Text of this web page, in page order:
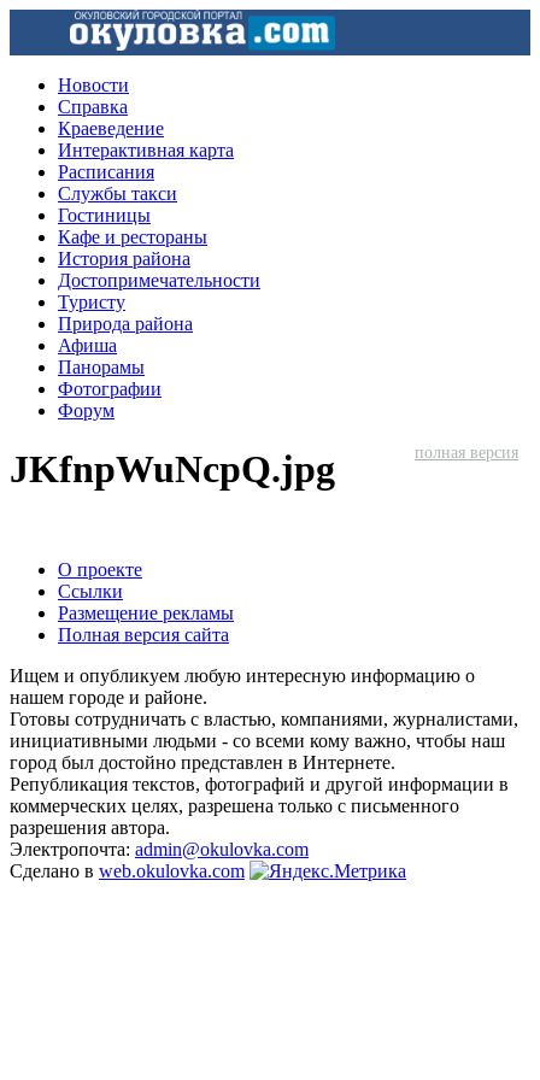
Новости
Справка
Краеведение
Интерактивная карта
Расписания
Службы такси
Гостиницы
Кафе и рестораны
История района
Достопримечательности
Туристу
Природа района
Афиша
Панорамы
Фотографии
Форум
полная версия
JKfnpWuNcpQ.jpg
О проекте
Ссылки
Размещение рекламы
Полная версия сайта
Ищем и опубликуем любую интересную информацию о
нашем городе и районе.
Готовы сотрудничать с властью, компаниями, журналистами,
инициативными людьми - со всеми кому важно, чтобы наш
город был достойно представлен в Интернете.
Републикация текстов, фотографий и другой информации в
коммерческих целях, разрешена только с письменного
разрешения автора.
Электропочта: admin@okulovka.com
Сделано в web.okulovka.com